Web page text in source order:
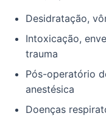
Desidratação,
Intoxicação,
trauma
Pós-operatório
anestésica
Doenças